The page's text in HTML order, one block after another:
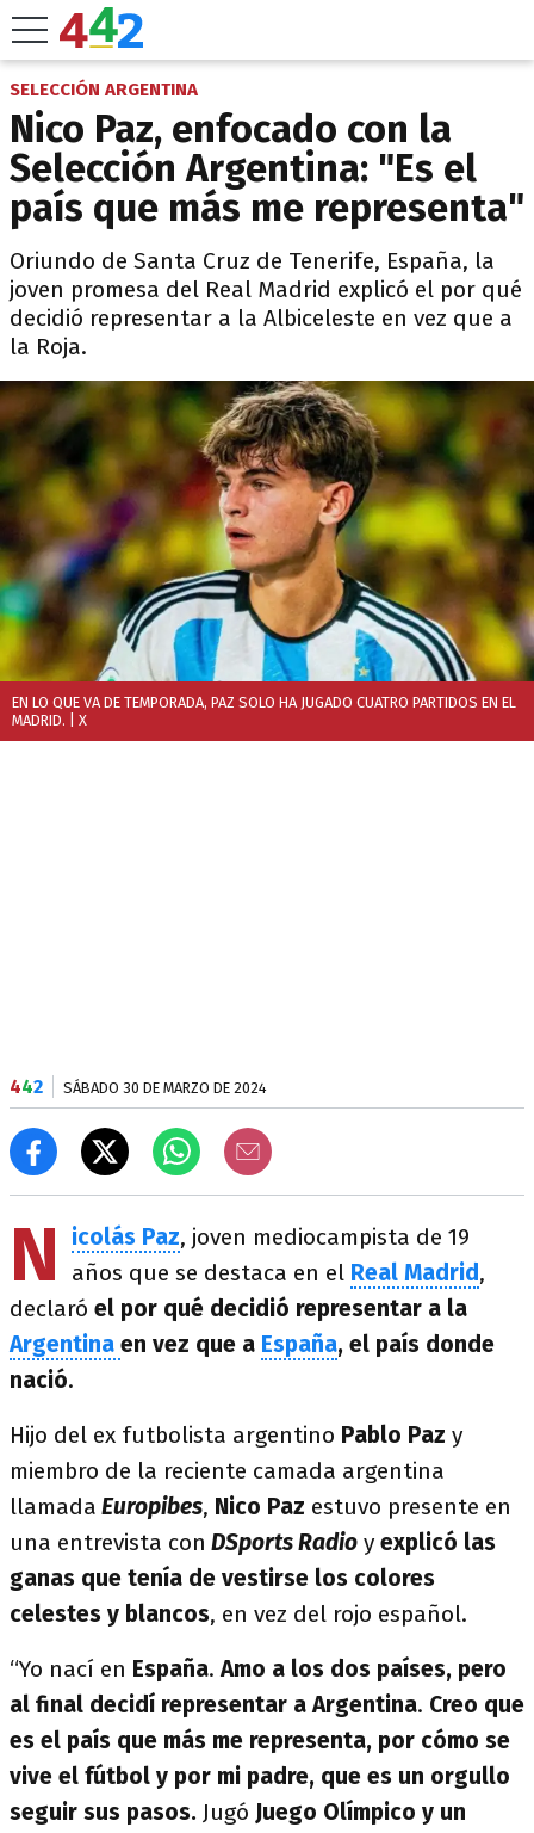
SELECCIÓN ARGENTINA
Nico Paz, enfocado con la
Selección Argentina: "Es el
país que más me representa"
Oriundo de Santa Cruz de Tenerife, España, la
joven promesa del Real Madrid explicó el por qué
decidió representar a la Albiceleste en vez que a
la Roja.
EN LO QUE VA DE TEMPORADA, PAZ SOLO HA JUGADO CUATRO PARTIDOS EN EL
MADRID. | X
442 SÁBADO 30 DE MARZO DE 2024
N icolás Paz, joven mediocampista de 19
años que se destaca en el Real Madrid,
declaró el por qué decidió representar a la
Argentina en vez que a España, el país donde
nació.
Hijo del ex futbolista argentino Pablo Paz y
miembro de la reciente camada argentina
llamada Europibes, Nico Paz estuvo presente en
una entrevista con DSports Radio y explicó las
ganas que tenía de vestirse los colores
celestes y blancos, en vez del rojo español.
“Yo nací en España.Amo a los dos países, pero
al final decidí representar a Argentina. Creo que
es el país que más me representa, por cómo se
vive el fútbol y por mi padre, que es un orgullo
seguir sus pasos. Jugó Juego Olímpico y un